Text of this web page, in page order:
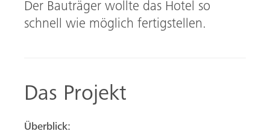
Der Bauträger wollte das Hotel so
schnell wie möglich fertigstellen.
Das Projekt
Überblick: